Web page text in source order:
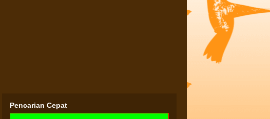
Pencarian Cepat